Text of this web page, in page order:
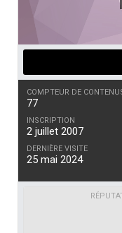
COMPTEUR DE
77
INSCRIPTION
2 juillet 2007
DERNIÈRE VISITE
25 mai 2024